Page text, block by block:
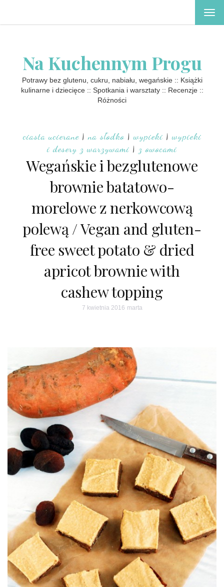
Na Kuchennym Progu
Potrawy bez glutenu, cukru, nabiału, wegańskie :: Książki
kulinarne i dziecięce :: Spotkania i warsztaty :: Recenzje ::
Różności
ciasta ucierane| na słodko| wypieki | wypieki
i desery z warzywami | z owocami
Wegańskie i bezglutenowe
brownie batatowo-
morelowe z nerkowcową
polewą / Vegan and gluten-
free sweet potato & dried
apricot brownie with
cashew topping
7 kwietnia 2016 marta